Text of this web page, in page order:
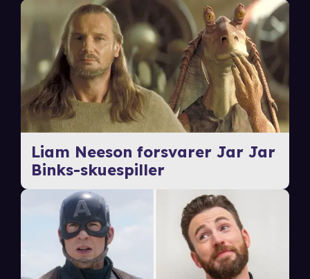
Liam Neeson forsvarer Jar Jar
Binks-skuespiller